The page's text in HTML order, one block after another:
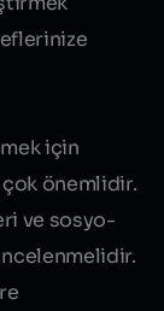
için
çok önemlidir.
ve sosyo-